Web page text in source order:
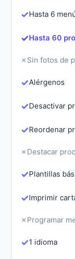
✓Hasta 6
✓Hasta 60
✗ Sin fotos de
✓Alérgenos
✓Desactivar
✓Reordenar
✗ Destacar
✓Plantillas
✓Imprimir
✗ Programar
✓1 idioma